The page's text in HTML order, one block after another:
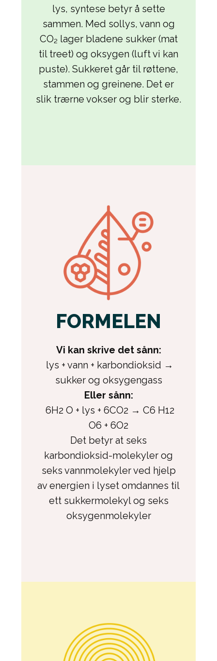
lys, syntese betyr å sette
sammen. Med sollys, vann og
CO₂ lager bladene sukker (mat
til treet) og oksygen (luft vi kan
puste). Sukkeret går til røttene,
stammen og greinene. Det er
slik trærne vokser og blir sterke.
FORMELEN
Vi kan skrive det sånn:
lys + vann + karbondioksid →
sukker og oksygengass
Eller sånn:
6H2 O + lys + 6CO2 → C6 H12
O6 + 6O2
Det betyr at seks
karbondioksid-molekyler og
seks vannmolekyler ved hjelp
av energien i lyset omdannes til
ett sukkermolekyl og seks
oksygenmolekyler